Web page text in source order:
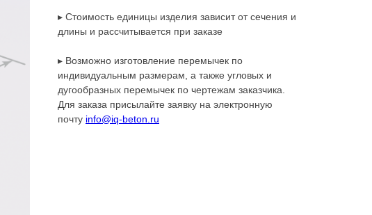
▸ Стоимость единицы изделия зависит от сечения и
длины и рассчитывается при заказе
▸ Возможно изготовление перемычек по
индивидуальным размерам, а также угловых и
дугообразных перемычек по чертежам заказчика.
Для заказа присылайте заявку на электронную
почту info@iq-beton.ru